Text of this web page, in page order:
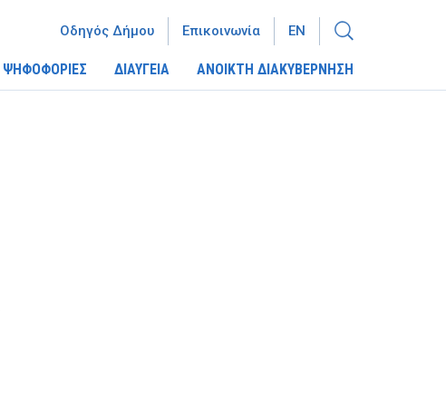
ΨΗΦΟΦΟΡΙΕΣ ΔΙΑΥΓΕΙΑ ΑΝΟΙΚΤΗ ΔΙΑΚΥΒΕΡΝΗΣΗ
Οδηγός Δήμου Επικοινωνία EN